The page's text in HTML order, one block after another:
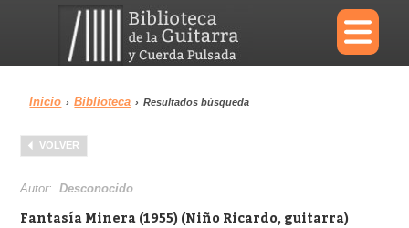
×
Menu
Biblioteca
Inicio › Biblioteca › Resultados búsqueda
VOLVER
Autor:Desconocido
Fantasía Minera (1955) (Niño Ricardo, guitarra)